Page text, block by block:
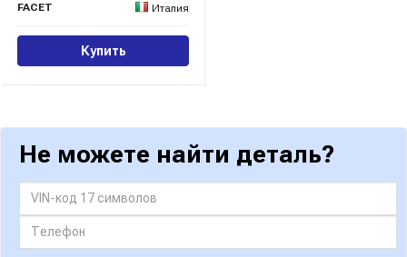
FACET
Италия
Купить
Не можете найти деталь?